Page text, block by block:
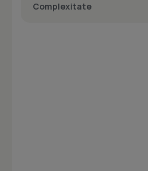
Complexitate